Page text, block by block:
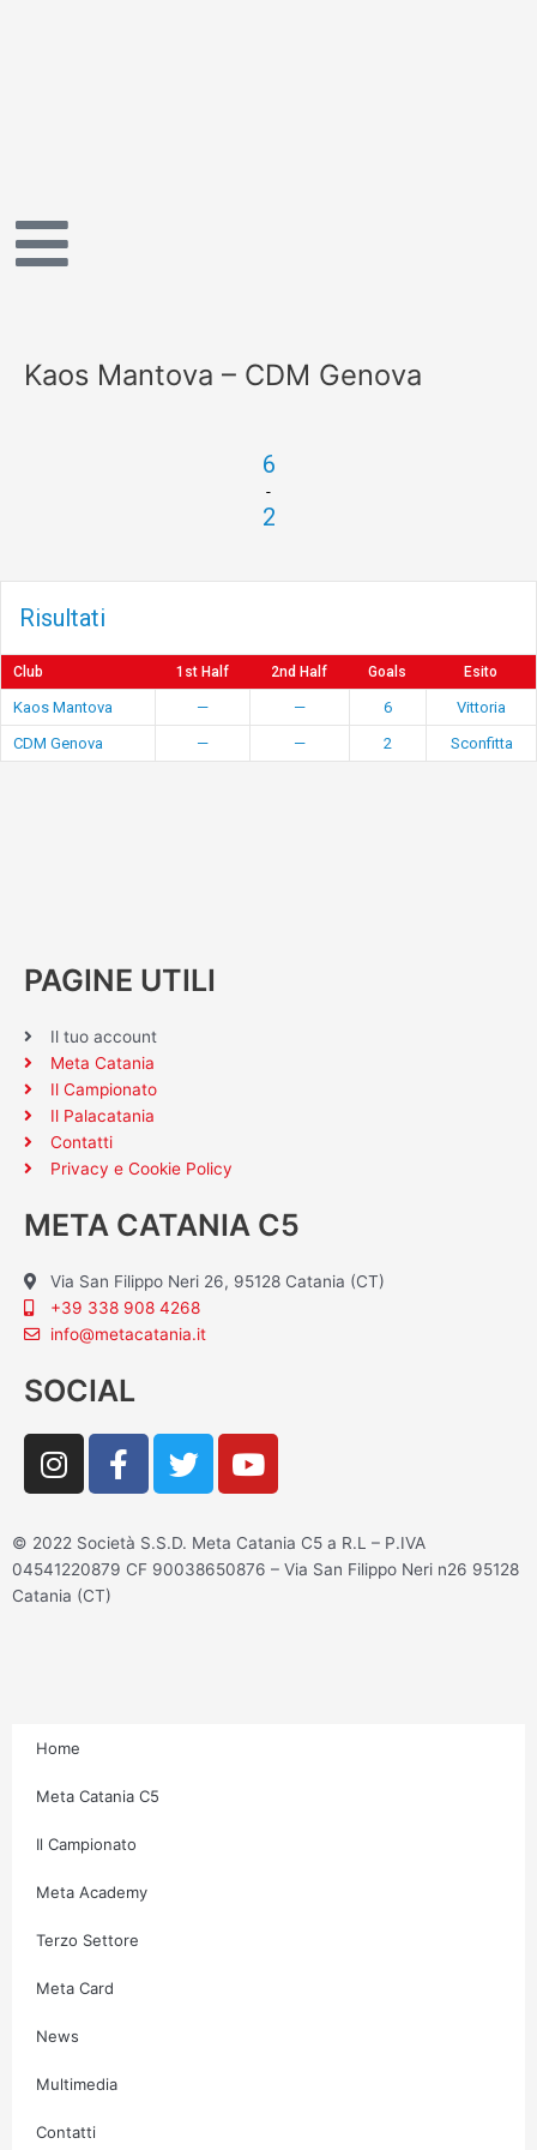
Kaos Mantova – CDM Genova
6
-
2
Risultati
Club 1st Half 2nd Half Goals Esito
Kaos Mantova — — 6
Vittoria
CDM Genova
— — 2 Sconfitta
PAGINE UTILI
Il tuo account
Meta Catania
Il Campionato
Il Palacatania
Contatti
Privacy e Cookie Policy
META CATANIA C5
Via San Filippo Neri 26, 95128 Catania (CT)
+39 338 908 4268
info@metacatania.it
SOCIAL
I
n
t
a
g
F
a
e
b
T
w
t
t
Y
o
t
u
© 2022 Società S.S.D. Meta Catania C5 a R.L – P.IVA
04541220879 CF 90038650876 – Via San Filippo Neri n26 95128
Catania (CT)
Home
Meta Catania C5
Il Campionato
Meta Academy
Terzo Settore
Meta Card
News
Multimedia
Contatti